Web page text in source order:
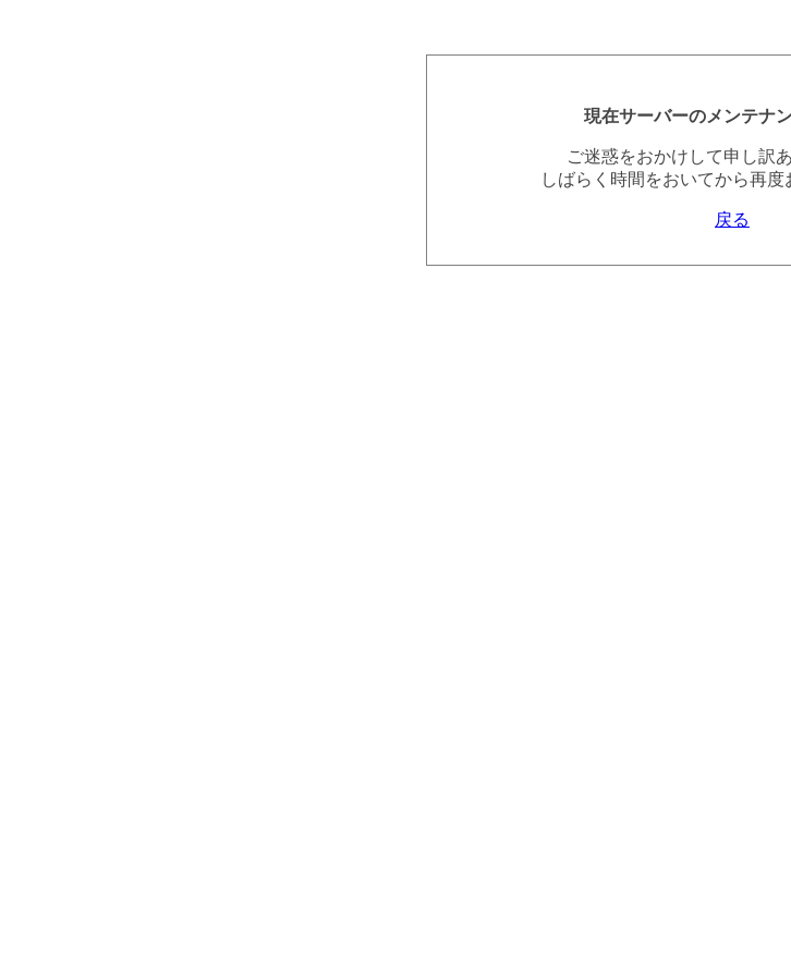
現在サーバーのメンテナ
ご迷惑をおかけして申し訳
しばらく時間をおいてから再度
戻る